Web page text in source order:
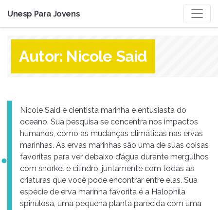
Unesp Para Jovens
Autor: Nicole Said
Nicole Said é cientista marinha e entusiasta do
oceano. Sua pesquisa se concentra nos impactos
humanos, como as mudanças climáticas nas ervas
marinhas. As ervas marinhas são uma de suas coisas
favoritas para ver debaixo d’água durante mergulhos
com snorkel e cilindro, juntamente com todas as
criaturas que você pode encontrar entre elas. Sua
espécie de erva marinha favorita é a Halophila
spinulosa, uma pequena planta parecida com uma